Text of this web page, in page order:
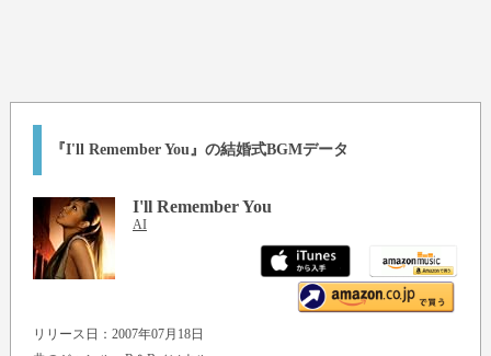
『I'll Remember You』の結婚式BGMデータ
I'll Remember You
AI
リリース日：2007年07月18日